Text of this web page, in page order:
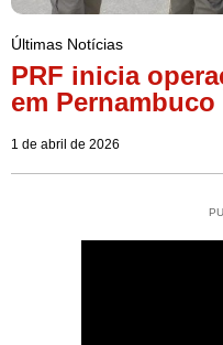
Últimas Notícias
PRF inicia
em Pernambuco
1 de abril de 2026